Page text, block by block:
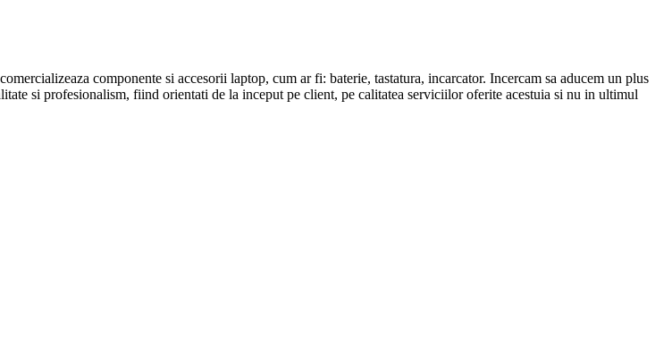
componente si accesorii laptop, cum ar fi: baterie, tastatura, incarcator. Incercam sa aducem un plus
si profesionalism, fiind orientati de la inceput pe client, pe calitatea serviciilor oferite acestuia si nu in ultimul